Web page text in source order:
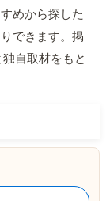
めから探した
できます。掲
自取材をもと